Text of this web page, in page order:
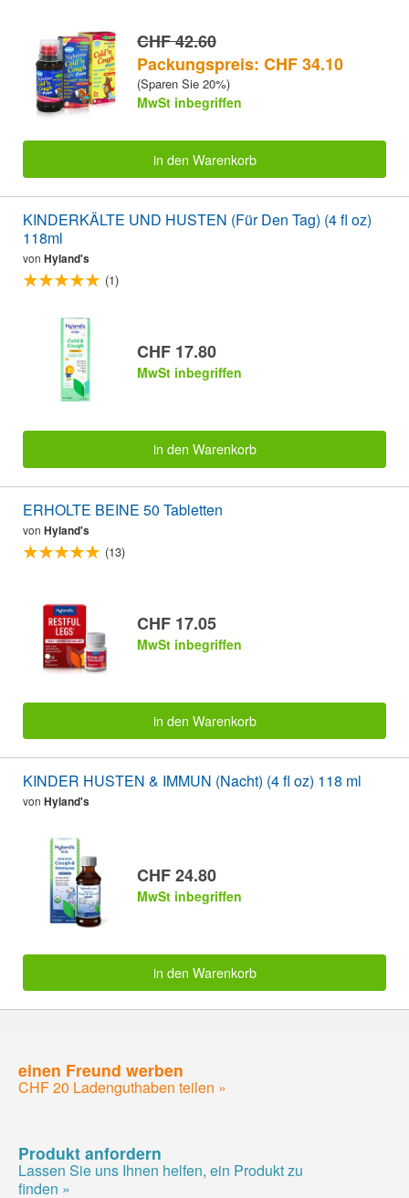
CHF 42.60
Packungspreis: CHF 34.10
(Sparen Sie 20%)
MwSt inbegriffen
in den Warenkorb
KINDERKÄLTE UND HUSTEN (Für Den Tag) (4 fl oz)
118ml
von Hyland's
(1)
CHF 17.80
MwSt inbegriffen
in den Warenkorb
ERHOLTE BEINE 50 Tabletten
von Hyland's
(13)
CHF 17.05
MwSt inbegriffen
in den Warenkorb
KINDER HUSTEN & IMMUN (Nacht) (4 fl oz) 118 ml
von Hyland's
CHF 24.80
MwSt inbegriffen
in den Warenkorb
einen Freund werben
CHF 20 Ladenguthaben teilen »
Produkt anfordern
Lassen Sie uns Ihnen helfen, ein Produkt zu
finden »